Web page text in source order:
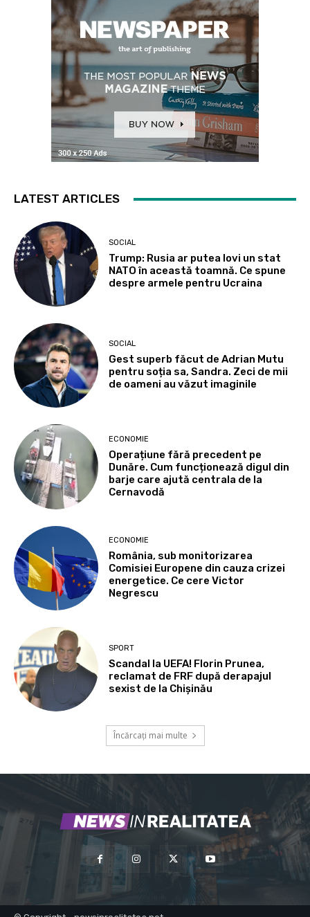
LATEST ARTICLES
SOCIAL
Trump: Rusia ar putea lovi un stat
NATO în această toamnă. Ce spune
despre armele pentru Ucraina
SOCIAL
Gest superb făcut de Adrian Mutu
pentru soția sa, Sandra. Zeci de mii
de oameni au văzut imaginile
ECONOMIE
Operațiune fără precedent pe
Dunăre. Cum funcționează digul din
barje care ajută centrala de la
Cernavodă
ECONOMIE
România, sub monitorizarea
Comisiei Europene din cauza crizei
energetice. Ce cere Victor
Negrescu
SPORT
Scandal la UEFA! Florin Prunea,
reclamat de FRF după derapajul
sexist de la Chișinău
Încărcați mai multe